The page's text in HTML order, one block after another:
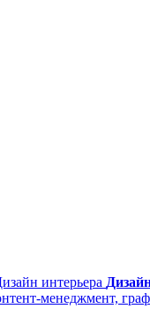
интерьера
менеджмент,